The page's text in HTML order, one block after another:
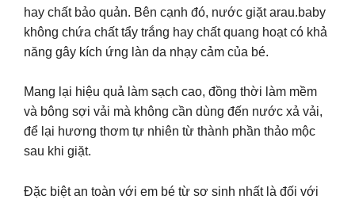
hay chất bảo quản. Bên cạnh đó, nước giặt arau.baby
không chứa chất tẩy trắng hay chất quang hoạt có khả
năng gây kích ứng làn da nhạy cảm của bé.
Mang lại hiệu quả làm sạch cao, đồng thời làm mềm
và bông sợi vải mà không cần dùng đến nước xả vải,
để lại hương thơm tự nhiên từ thành phần thảo mộc
sau khi giặt.
Đặc biệt an toàn với em bé từ sơ sinh nhất là đối với